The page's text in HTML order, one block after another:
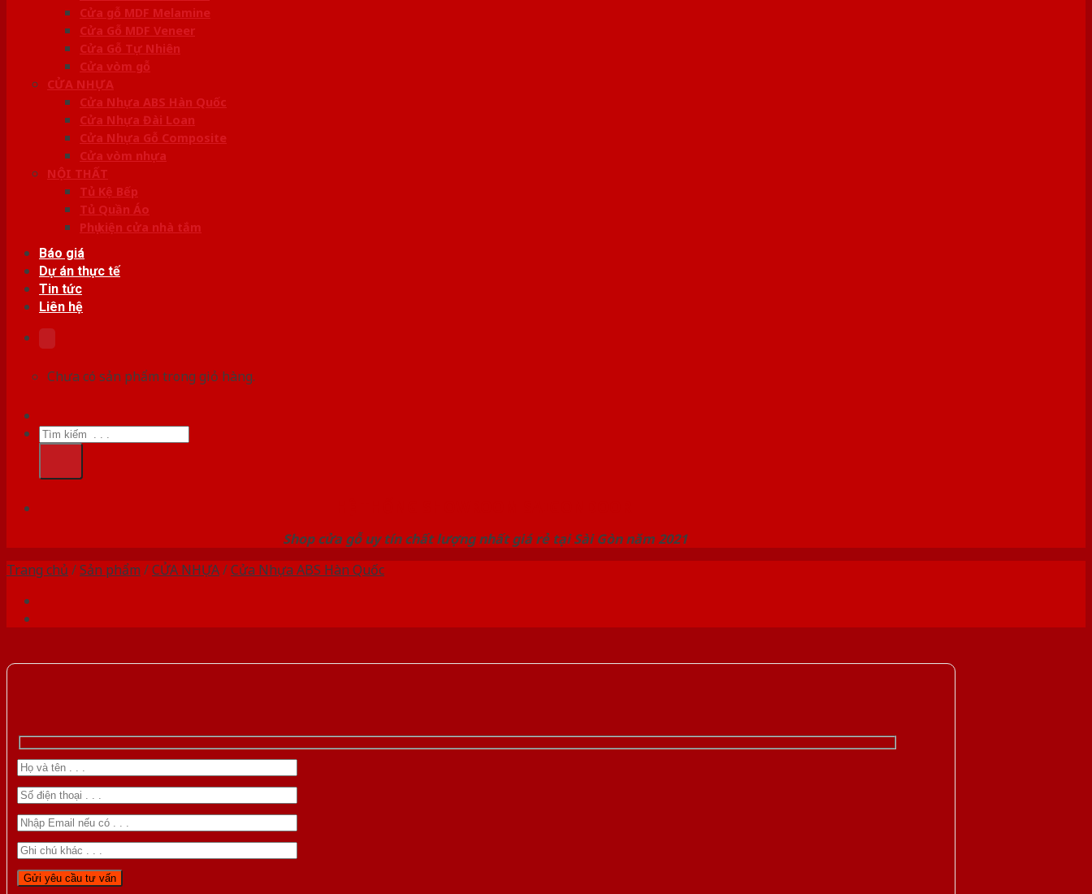
Cửa gỗ MDF Melamine
Cửa Gỗ MDF Veneer
Cửa Gỗ Tự Nhiên
Cửa vòm gỗ
CỬA NHỰA
Cửa Nhựa ABS Hàn Quốc
Cửa Nhựa Đài Loan
Cửa Nhựa Gỗ Composite
Cửa vòm nhựa
NỘI THẤT
Tủ Kệ Bếp
Tủ Quần Áo
Phụ kiện cửa nhà tắm
Báo giá
Dự án thực tế
Tin tức
Liên hệ
Chưa có sản phẩm trong giỏ hàng.
Tìm
kiếm:
Shop cửa gỗ uy tín chất lượng nhất giá rẻ tại Sài Gòn năm 2021
Trang chủ /Sản phẩm /CỬA NHỰA/Cửa Nhựa ABS Hàn Quốc